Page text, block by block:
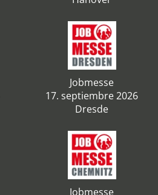
Jobmesse
17. septiembre 2026
Dresde
Jobmesse